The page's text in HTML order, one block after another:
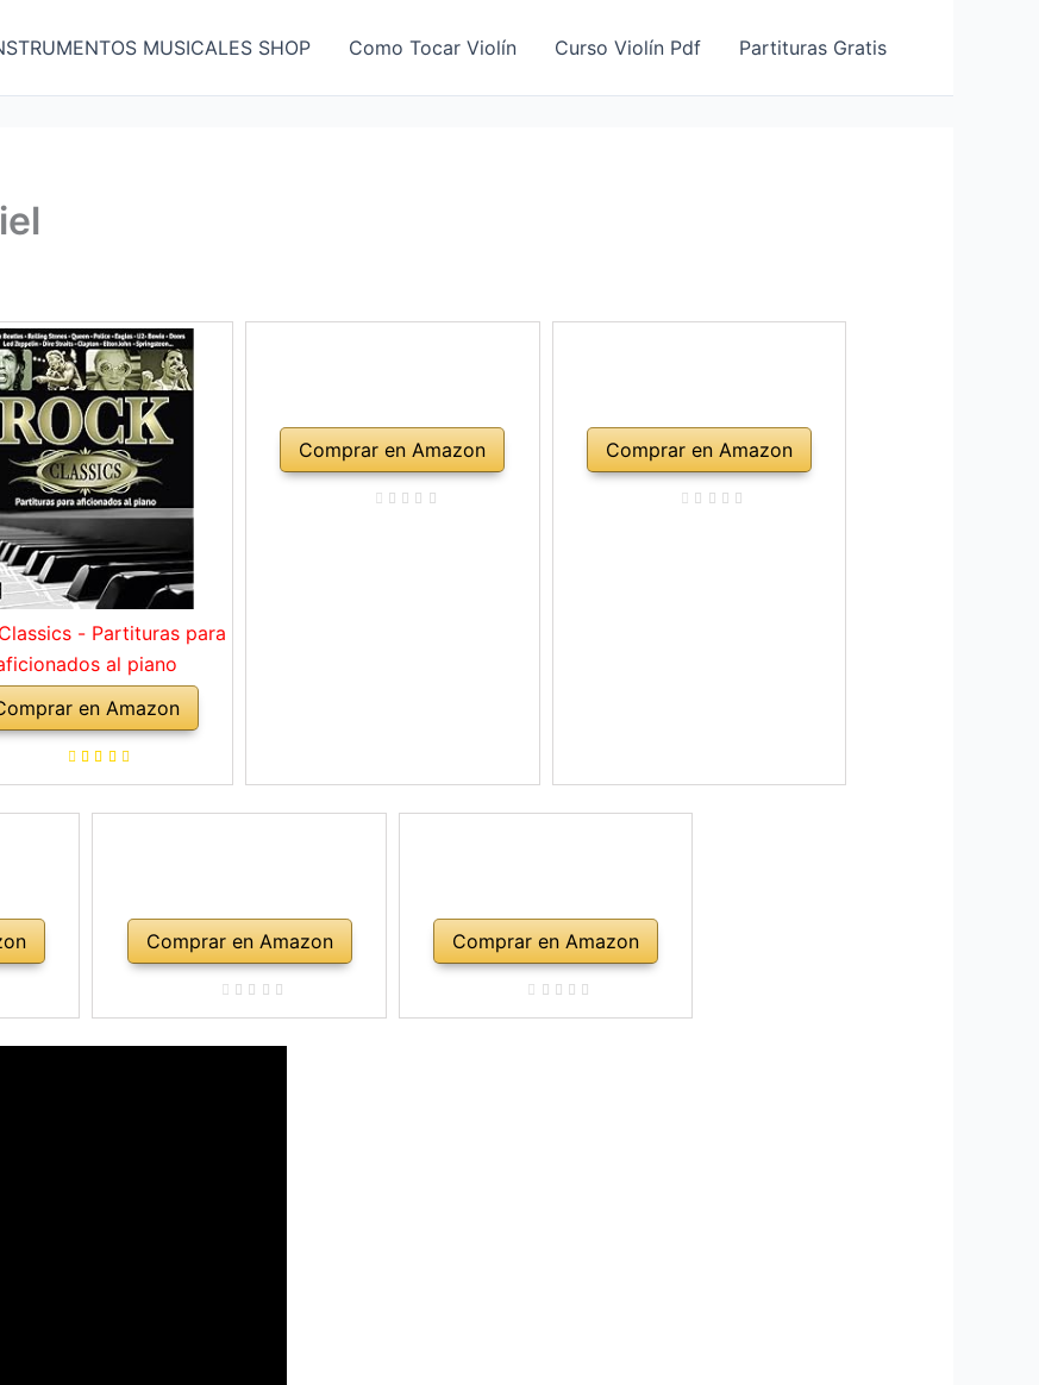
MUSICALES SHOP Como Tocar Violín Curso Violín Pdf Partituras Gratis
- Partituras para
al piano
en Amazon
Comprar en Amazon Comprar en Amazon
Comprar en Amazon Comprar en Amazon